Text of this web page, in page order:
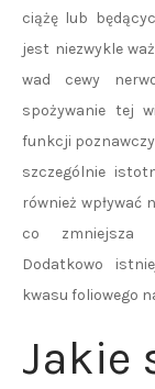
ciążę lub
jest niezwykle
wad cewy
spożywanie tej
funkcji
szczególnie
również wpływać
co zmniejsza
Dodatkowo
kwasu foliowego
Jakie